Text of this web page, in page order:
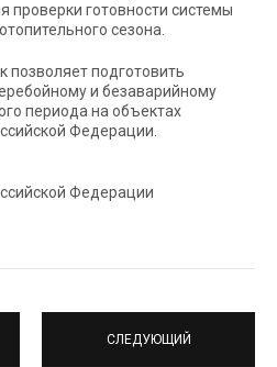
проверки готовности системы
сезона.
позволяет подготовить
и безаварийному
периода на объектах
Федерации.
Федерации
СЛЕДУЮЩИЙ